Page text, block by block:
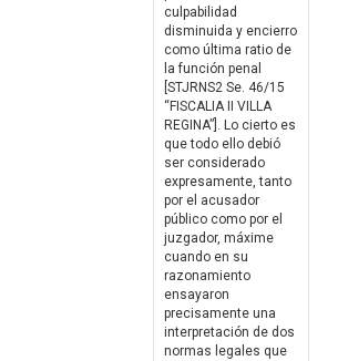
culpabilidad
disminuida y encierro
como última ratio de
la función penal
[STJRNS2 Se. 46/15
“FISCALIA II VILLA
REGINA”]. Lo cierto es
que todo ello debió
ser considerado
expresamente, tanto
por el acusador
público como por el
juzgador, máxime
cuando en su
razonamiento
ensayaron
precisamente una
interpretación de dos
normas legales que